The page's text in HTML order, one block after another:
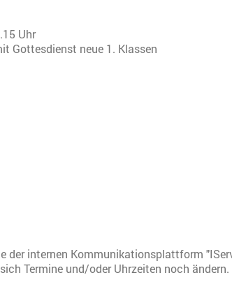
Uhr
Gottesdienst neue 1. Klassen
der internen Kommunikationsplattform
Termine und/oder Uhrzeiten noch